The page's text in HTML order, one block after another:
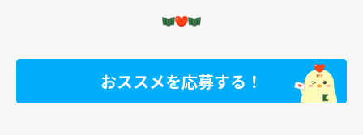
おススメを応募する！